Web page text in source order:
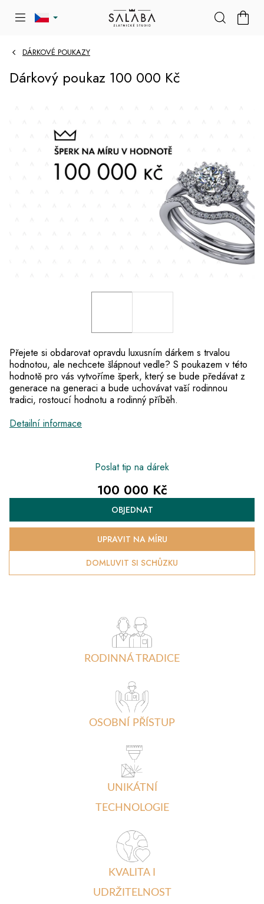
DÁRKOVÉ POUKAZY
Dárkový poukaz 100 000 Kč
Přejete si obdarovat opravdu luxusním dárkem s trvalou
hodnotou, ale nechcete šlápnout vedle? S poukazem v této
hodnotě pro vás vytvoříme šperk, který se bude předávat z
generace na generaci a bude uchovávat vaší rodinnou
tradici, rostoucí hodnotu a rodinný příběh.
Detailní informace
Poslat tip na dárek
100 000 Kč
Měrná
cena:
OBJEDNAT
DOMLUVIT SI SCHŮZKU
UPRAVIT NA MÍRU
RODINNÁ TRADICE
OSOBNÍ PŘÍSTUP
UNIKÁTNÍ
TECHNOLOGIE
KVALITA I
UDRŽITELNOST